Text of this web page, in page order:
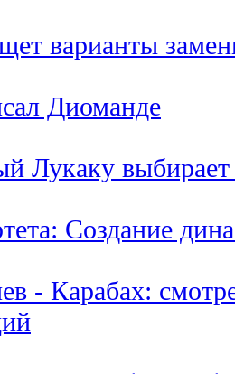
варианты
Диоманде
Лукаку
Создание
- Карабах: